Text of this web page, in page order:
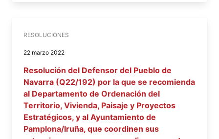
RESOLUCIONES
22 marzo 2022
Resolución del Defensor del Pueblo de
Navarra (Q22/192) por la que se recomienda
al Departamento de Ordenación del
Territorio, Vivienda, Paisaje y Proyectos
Estratégicos, y al Ayuntamiento de
Pamplona/Iruña, que coordinen sus